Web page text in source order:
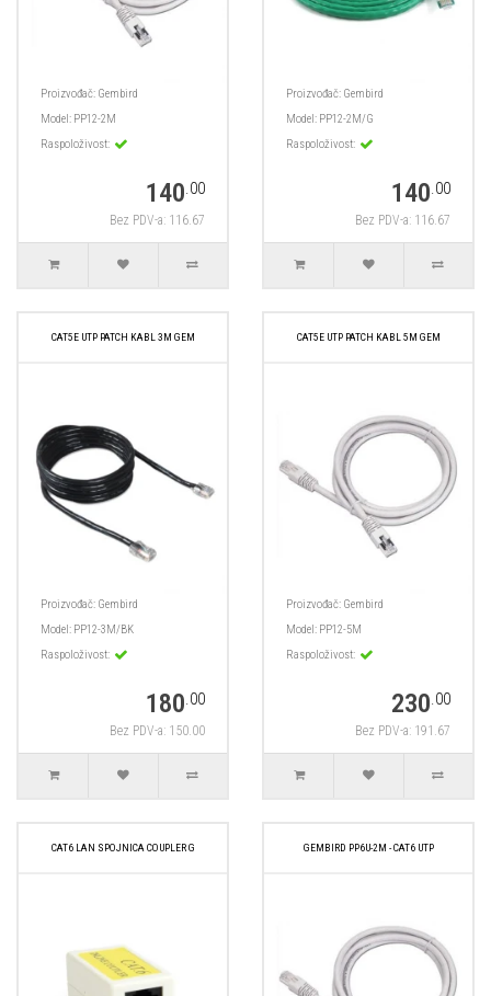
Proizvođač: Gembird
Model: PP12-2M
Raspoloživost:
140.00
Bez PDV-a: 116.67
Proizvođač: Gembird
Model: PP12-2M/G
Raspoloživost:
140.00
Bez PDV-a: 116.67
CAT5E UTP PATCH KABL 3M GEM
Proizvođač: Gembird
Model: PP12-3M/BK
Raspoloživost:
180.00
Bez PDV-a: 150.00
CAT5E UTP PATCH KABL 5M GEM
Proizvođač: Gembird
Model: PP12-5M
Raspoloživost:
230.00
Bez PDV-a: 191.67
CAT6 LAN SPOJNICA COUPLER G GEMBIRD PP6U-2M - CAT6 UTP